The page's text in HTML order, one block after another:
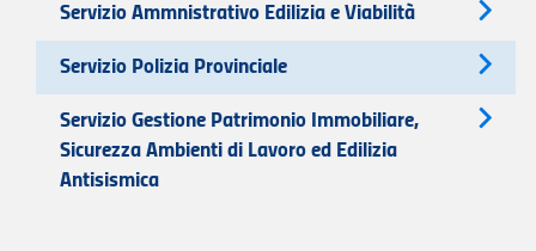
Servizio Ammnistrativo Edilizia e Viabilità
Servizio Polizia Provinciale
Servizio Gestione Patrimonio Immobiliare,
Sicurezza Ambienti di Lavoro ed Edilizia
Antisismica